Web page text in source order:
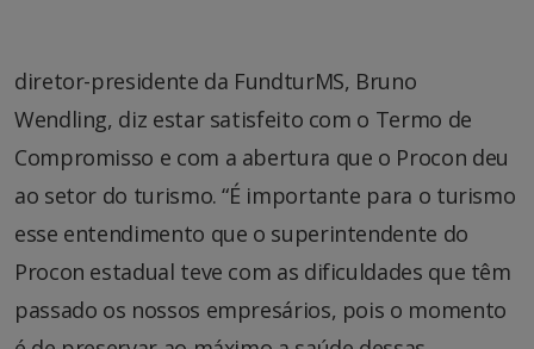
diretor-presidente da FundturMS, Bruno
Wendling, diz estar satisfeito com o Termo de
Compromisso e com a abertura que o Procon deu
ao setor do turismo. “É importante para o turismo
esse entendimento que o superintendente do
Procon estadual teve com as dificuldades que têm
passado os nossos empresários, pois o momento